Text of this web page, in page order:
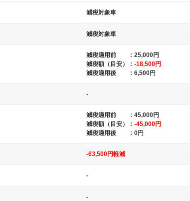
一般的な車体のサイズの目安
減税対象車
減税対象車
減税適用前 : 25,000円
減税額（目安）
: -18,500円
減税適用後
: 6,500円
-
減税適用前 : 45,000円
減税額（目安）
: -45,000円
減税適用後
: 0円
-63,500円軽減
-
-